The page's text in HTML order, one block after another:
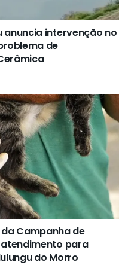
intervenção no
de
Campanha de
para
do Morro